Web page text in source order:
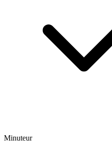
Minuteur